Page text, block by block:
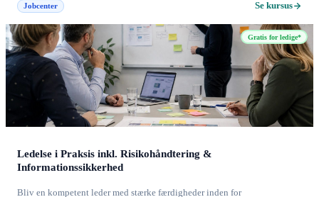
Jobcenter Se kursus
Gratis for ledige*
Ledelse i Praksis inkl. Risikohåndtering &
Informationssikkerhed
Bliv en kompetent leder med stærke færdigheder inden for